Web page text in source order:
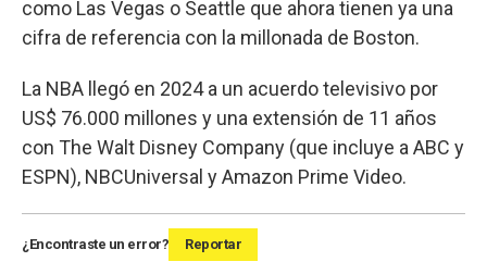
como Las Vegas o Seattle que ahora tienen ya una
cifra de referencia con la millonada de Boston.
La NBA llegó en 2024 a un acuerdo televisivo por
US$ 76.000 millones y una extensión de 11 años
con The Walt Disney Company (que incluye a ABC y
ESPN), NBCUniversal y Amazon Prime Video.
¿Encontraste un error? Reportar